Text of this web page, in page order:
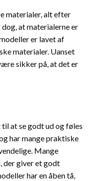
materialer, alt efter
at materialerne er
er lavet af
materialer. Uanset
sikker på, at det er
at se godt ud og føles
har mange praktiske
Mange
der giver et godt
har en åben tå,